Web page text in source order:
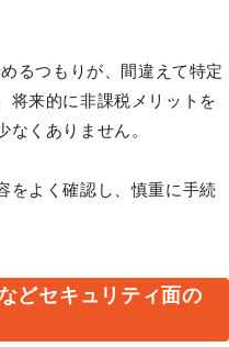
るつもりが、間違えて特定
将来的に非課税メリットを
くありません。
をよく確認し、慎重に手続
どセキュリティ面の